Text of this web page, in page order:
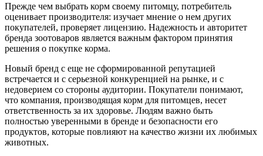
Прежде чем выбрать корм своему питомцу, потребитель
оценивает производителя: изучает мнение о нем других
покупателей, проверяет лицензию. Надежность и авторитет
бренда зоотоваров является важным фактором принятия
решения о покупке корма.
Новый бренд с еще не сформированной репутацией
встречается и с серьезной конкуренцией на рынке, и с
недоверием со стороны аудитории. Покупатели понимают,
что компания, производящая корм для питомцев, несет
ответственность за их здоровье. Людям важно быть
полностью уверенными в бренде и безопасности его
продуктов, которые повлияют на качество жизни их любимых
животных.